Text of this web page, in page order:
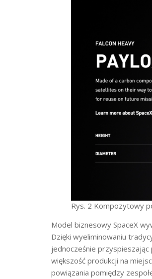
Rys. 2 Kompozytowy
Model biznesowy SpaceX
Dzięki wyeliminowaniu
jednocześnie
większość produkcji na
powiązania pomiędzy